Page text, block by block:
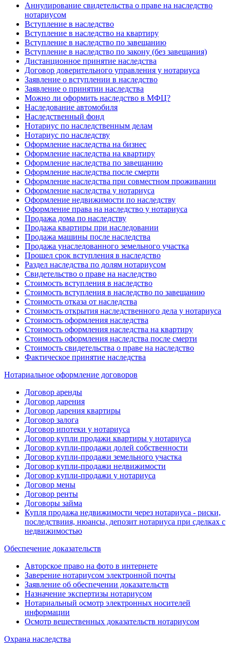
Аннулирование свидетельства о праве на наследство
нотариусом
Вступление в наследство
Вступление в наследство на квартиру
Вступление в наследство по завещанию
Вступление в наследство по закону (без завещания)
Дистанционное принятие наследства
Договор доверительного управления у нотариуса
Заявление о вступлении в наследство
Заявление о принятии наследства
Можно ли оформить наследство в МФЦ?
Наследование автомобиля
Наследственный фонд
Нотариус по наследственным делам
Нотариус по наследству
Оформление наследства на бизнес
Оформление наследства на квартиру
Оформление наследства по завещанию
Оформление наследства после смерти
Оформление наследства при совместном проживании
Оформление наследства у нотариуса
Оформление недвижимости по наследству
Оформление права на наследство у нотариуса
Продажа дома по наследству
Продажа квартиры при наследовании
Продажа машины после наследства
Продажа унаследованного земельного участка
Прошел срок вступления в наследство
Раздел наследства по долям нотариусом
Свидетельство о праве на наследство
Стоимость вступления в наследство
Стоимость вступления в наследство по завещанию
Стоимость отказа от наследства
Стоимость открытия наследственного дела у нотариуса
Стоимость оформления наследства
Стоимость оформления наследства на квартиру
Стоимость оформления наследства после смерти
Стоимость свидетельства о праве на наследство
Фактическое принятие наследства
Нотариальное оформление договоров
Договор аренды
Договор дарения
Договор дарения квартиры
Договор залога
Договор ипотеки у нотариуса
Договор купли продажи квартиры у нотариуса
Договор купли-продажи долей собственности
Договор купли-продажи земельного участка
Договор купли-продажи недвижимости
Договор купли-продажи у нотариуса
Договор мены
Договор ренты
Договоры займа
Купля продажа недвижимости через нотариуса - риски,
последствиия, нюансы, депозит нотариуса при сделках с
недвижимостью
Обеспечение доказательств
Авторское право на фото в интернете
Заверение нотариусом электронной почты
Заявление об обеспечении доказательств
Назначение экспертизы нотариусом
Нотариальный осмотр электронных носителей
информации
Осмотр вещественных доказательств нотариусом
Охрана наследства